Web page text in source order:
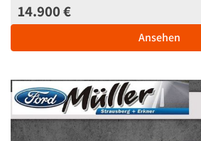
14.900 €
Ansehen